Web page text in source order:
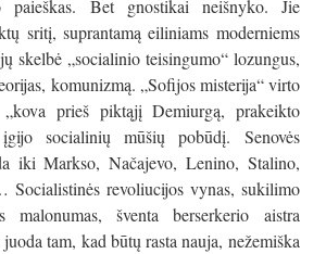
paieškas. Bet gnostikai neišnyko. Jie
sritį, suprantamą eiliniams moderniems
skelbė „socialinio teisingumo“ lozungus,
komunizmą. „Sofijos misterija“ virto
„kova prieš piktąjį Demiurgą, prakeikto
socialinių mūšių pobūdį. Senovės
iki Markso, Načajevo, Lenino, Stalino,
Socialistinės revoliucijos vynas, sukilimo
šventa berserkerio aistra
tam, kad būtų rasta nauja, nežemiška